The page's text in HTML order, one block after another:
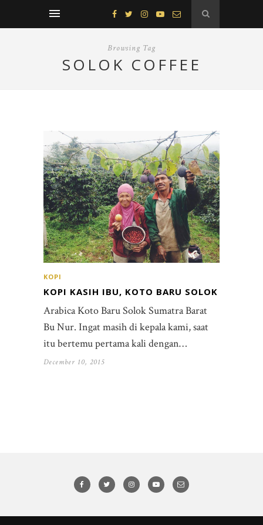
Browsing Tag
SOLOK COFFEE
KOPI
KOPI KASIH IBU, KOTO BARU SOLOK
Arabica Koto Baru Solok Sumatra Barat
Bu Nur. Ingat masih di kepala kami, saat
itu bertemu pertama kali dengan…
December 10, 2015